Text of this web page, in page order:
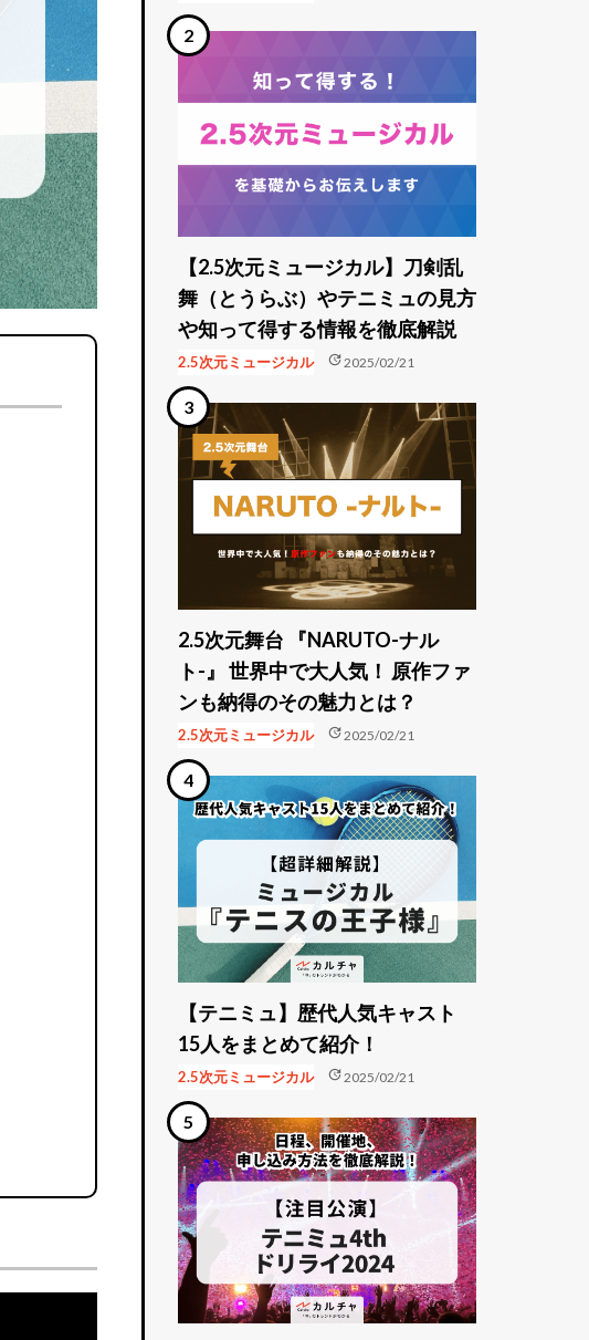
【2.5次元ミュージカル】刀剣乱
舞（とうらぶ）やテニミュの見方
や知って得する情報を徹底解説
2.5次元ミュージカル update2025/02/21
2.5次元舞台 『NARUTO-ナル
ト-』 世界中で大人気！ 原作ファ
ンも納得のその魅力とは？
2.5次元ミュージカル update2025/02/21
【テニミュ】歴代人気キャスト
15人をまとめて紹介！
2.5次元ミュージカル update2025/02/21